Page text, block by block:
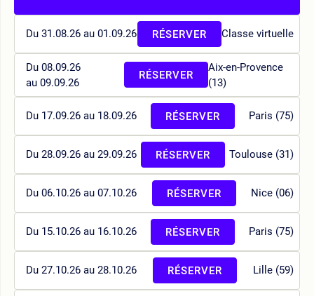
Du 31.08.26 au 01.09.26 Classe virtuelle
RÉSERVER
Du 08.09.26
au 09.09.26
Aix-en-Provence
(13)
RÉSERVER
Du 17.09.26 au 18.09.26 Paris (75)
RÉSERVER
Du 28.09.26 au 29.09.26 Toulouse (31)
RÉSERVER
Du 06.10.26 au 07.10.26 Nice (06)
RÉSERVER
Du 15.10.26 au 16.10.26 Paris (75)
RÉSERVER
Du 27.10.26 au 28.10.26 Lille (59)
RÉSERVER